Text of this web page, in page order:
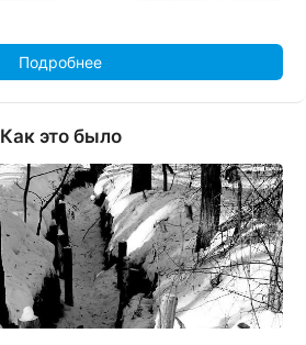
Подробнее
Как это было